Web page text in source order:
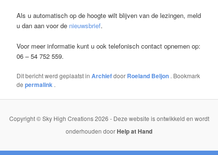
Als u automatisch op de hoogte wilt blijven van de lezingen, meld
u dan aan voor de nieuwsbrief.
Voor meer informatie kunt u ook telefonisch contact opnemen op:
06 – 54 752 559.
Dit bericht werd geplaatst inArchiefdoor Roeland Beljon . Bookmark
depermalink .
Copyright © Sky High Creations 2026 - Deze website is ontwikkeld en wordt
onderhouden doorHelp at Hand